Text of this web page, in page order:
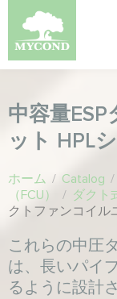
中容量
ット HPL
ホーム / Catalog /
（FCU）
/ ダクト
クトファンコイル
これらの中圧
は、長いパイ
るように設計